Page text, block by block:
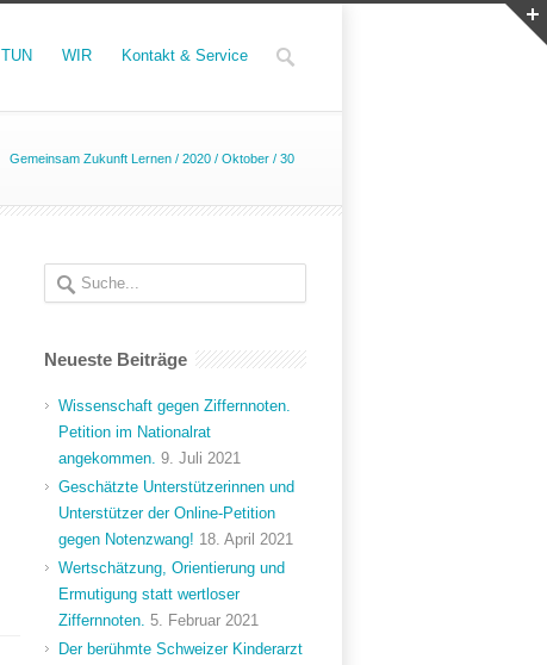
TUN WIR Kontakt & Service
Gemeinsam Zukunft Lernen / 2020 / Oktober / 30
Neueste Beiträge
Wissenschaft gegen Ziffernnoten.
Petition im Nationalrat
angekommen. 9. Juli 2021
Geschätzte Unterstützerinnen und
Unterstützer der Online-Petition
gegen Notenzwang! 18. April 2021
Wertschätzung, Orientierung und
Ermutigung statt wertloser
Ziffernnoten. 5. Februar 2021
Der berühmte Schweizer Kinderarzt